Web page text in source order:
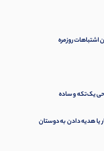
اشتباهات روزمره
یک‌تکه و ساده
یا هدیه دادن به دوستان